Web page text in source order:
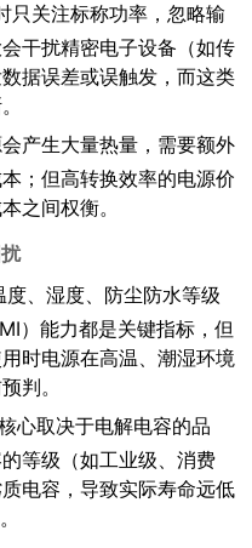
只关注标称功率，忽略输
干扰精密电子设备（如传
据误差或误触发，而这类
会产生大量热量，需要额外
；但高转换效率的电源价
之间权衡。
度、湿度、防尘防水等级
）能力都是关键指标，但
时电源在高温、潮湿环境
判。
心取决于电解电容的品
等级（如工业级、消费
电容，导致实际寿命远低
。